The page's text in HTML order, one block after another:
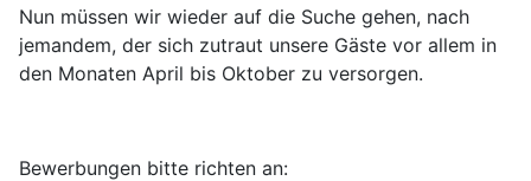
Nun müssen wir wieder auf die Suche gehen, nach
jemandem, der sich zutraut unsere Gäste vor allem in
den Monaten April bis Oktober zu versorgen.
Bewerbungen bitte richten an: